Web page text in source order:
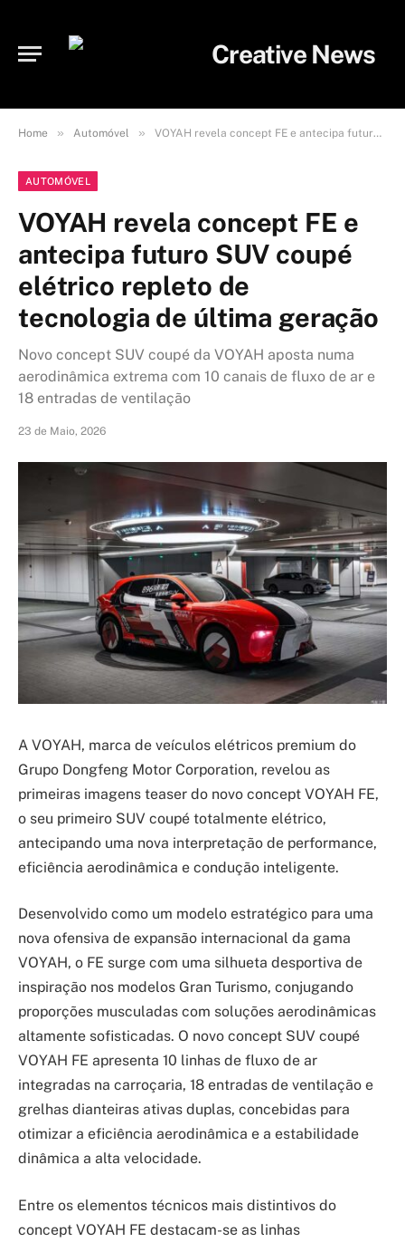
Home » Automóvel » VOYAH revela concept FE e antecipa futuro SUV coupé elétrico repleto de tecnologia de última geração
AUTOMÓVEL
VOYAH revela concept FE e
antecipa futuro SUV coupé
elétrico repleto de
tecnologia de última geração
Novo concept SUV coupé da VOYAH aposta numa
aerodinâmica extrema com 10 canais de fluxo de ar e
18 entradas de ventilação
23 de Maio, 2026
A VOYAH, marca de veículos elétricos premium do
Grupo Dongfeng Motor Corporation, revelou as
primeiras imagens teaser do novo concept VOYAH FE,
o seu primeiro SUV coupé totalmente elétrico,
antecipando uma nova interpretação de performance,
eficiência aerodinâmica e condução inteligente.
Desenvolvido como um modelo estratégico para uma
nova ofensiva de expansão internacional da gama
VOYAH, o FE surge com uma silhueta desportiva de
inspiração nos modelos Gran Turismo, conjugando
proporções musculadas com soluções aerodinâmicas
altamente sofisticadas. O novo concept SUV coupé
VOYAH FE apresenta 10 linhas de fluxo de ar
integradas na carroçaria, 18 entradas de ventilação e
grelhas dianteiras ativas duplas, concebidas para
otimizar a eficiência aerodinâmica e a estabilidade
dinâmica a alta velocidade.
Entre os elementos técnicos mais distintivos do
concept VOYAH FE destacam-se as linhas